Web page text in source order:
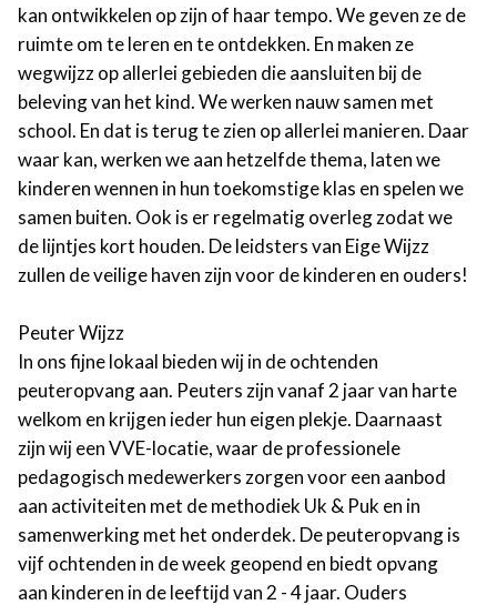
kan ontwikkelen op zijn of haar tempo. We geven ze de
ruimte om te leren en te ontdekken. En maken ze
wegwijzz op allerlei gebieden die aansluiten bij de
beleving van het kind. We werken nauw samen met
school. En dat is terug te zien op allerlei manieren. Daar
waar kan, werken we aan hetzelfde thema, laten we
kinderen wennen in hun toekomstige klas en spelen we
samen buiten. Ook is er regelmatig overleg zodat we
de lijntjes kort houden. De leidsters van Eige Wijzz
zullen de veilige haven zijn voor de kinderen en ouders!
Peuter Wijzz
In ons fijne lokaal bieden wij in de ochtenden
peuteropvang aan. Peuters zijn vanaf 2 jaar van harte
welkom en krijgen ieder hun eigen plekje. Daarnaast
zijn wij een VVE-locatie, waar de professionele
pedagogisch medewerkers zorgen voor een aanbod
aan activiteiten met de methodiek Uk & Puk en in
samenwerking met het onderdek. De peuteropvang is
vijf ochtenden in de week geopend en biedt opvang
aan kinderen in de leeftijd van 2 - 4 jaar. Ouders